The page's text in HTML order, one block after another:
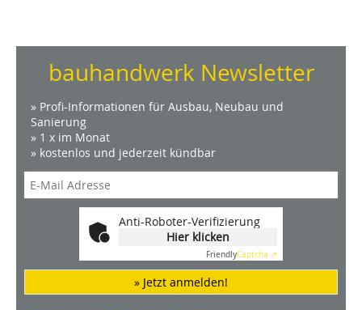
bauhandwerk Newsletter
» Profi-Informationen für Ausbau, Neubau und
Sanierung
» 1 x im Monat
» kostenlos und jederzeit kündbar
Anti-Roboter-Verifizierung
Hier klicken
FriendlyCaptcha ⇗
» Jetzt anmelden!